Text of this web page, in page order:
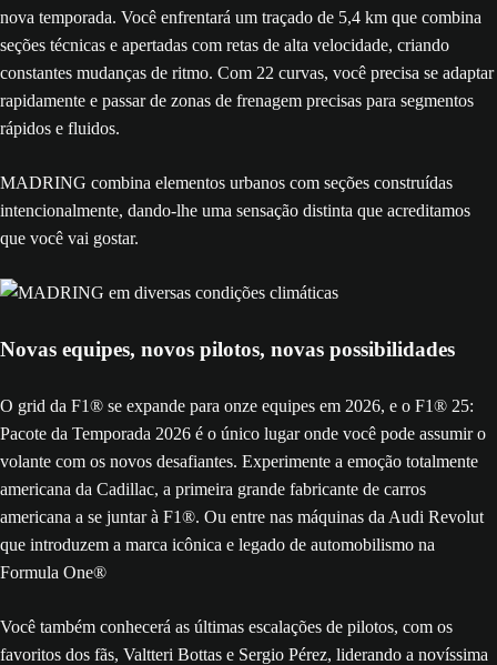
nova temporada. Você enfrentará um traçado de 5,4 km que combina
seções técnicas e apertadas com retas de alta velocidade, criando
constantes mudanças de ritmo. Com 22 curvas, você precisa se adaptar
rapidamente e passar de zonas de frenagem precisas para segmentos
rápidos e fluidos.
MADRING combina elementos urbanos com seções construídas
intencionalmente, dando-lhe uma sensação distinta que acreditamos
que você vai gostar.
Novas equipes, novos pilotos, novas possibilidades
O grid da F1® se expande para onze equipes em 2026, e o F1® 25:
Pacote da Temporada 2026 é o único lugar onde você pode assumir o
volante com os novos desafiantes. Experimente a emoção totalmente
americana da Cadillac, a primeira grande fabricante de carros
americana a se juntar à F1®. Ou entre nas máquinas da Audi Revolut
que introduzem a marca icônica e legado de automobilismo na
Formula One®
Você também conhecerá as últimas escalações de pilotos, com os
favoritos dos fãs, Valtteri Bottas e Sergio Pérez, liderando a novíssima